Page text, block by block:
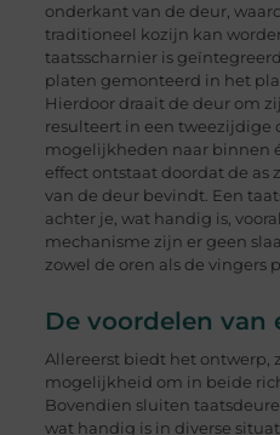
onderkant van de deur,
traditioneel kozijn kan
taatsscharnier is
platen gemonteerd in het
Hierdoor draait de deur om
resulteert in een
mogelijkheden naar binnen
effect ontstaat doordat de
van de deur bevindt. Een
achter je, wat handig is,
mechanisme zijn er geen
zowel de oren als de vingers
De voordelen van
Allereerst biedt het ontwerp,
mogelijkheid om in beide
Bovendien sluiten
wat handig is in diverse